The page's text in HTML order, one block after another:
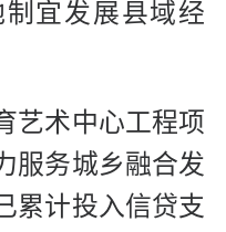
宜发展县域经
艺术中心工程项
服务城乡融合发
累计投入信贷支